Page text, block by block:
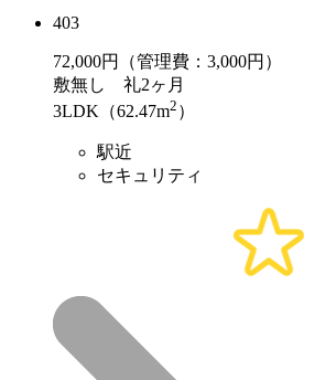
403
72,000円（管理費：3,000円）
敷無し 礼2ヶ月
3LDK（62.47m2 ）
駅近
セキュリティ